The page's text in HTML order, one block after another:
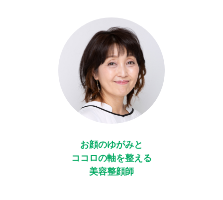
お顔のゆがみと
ココロの軸を整える
美容整顔師